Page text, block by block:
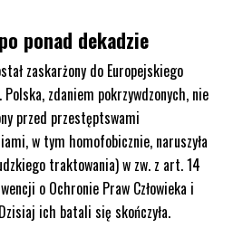
ponad dekadzie
zaskarżony do Europejskiego
Polska, zdaniem pokrzywdzonych, nie
przed przestęptswami
w tym homofobicznie, naruszyła
traktowania) w zw. z art. 14
o Ochronie Praw Człowieka i
ich batali się skończyła.